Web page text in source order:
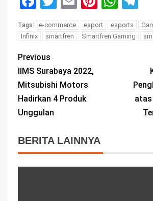
Tags: e-commerce esport esports
Infinix
smartfren Smartfren Gaming
Previous
IIMS Surabaya 2022,
Mitsubishi Motors
Hadirkan 4 Produk
Unggulan
atas
BERITA LAINNYA